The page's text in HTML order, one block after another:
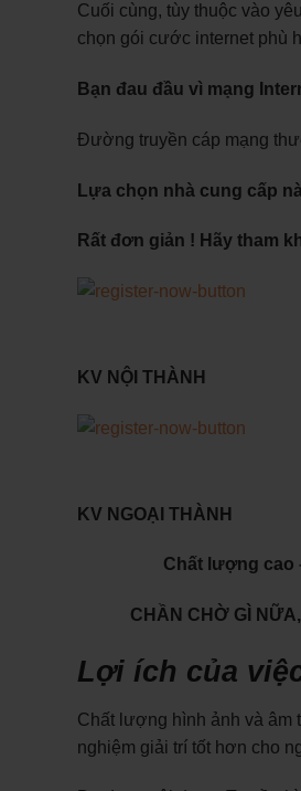
Cuối cùng, tùy thuộc vào
chọn gói cước internet phù
Bạn đau đầu vì mạng
Đường truyền cáp mạng
Lựa chọn nhà cung cấp
Rất đơn giản ! Hãy tham
KV NỘI THÀNH
KV NGOẠI THÀNH
Chất lượng cao
CHẦN CHỜ GÌ
Lợi ích của
Chất lượng hình ảnh và âm
nghiệm giải trí tốt hơn cho